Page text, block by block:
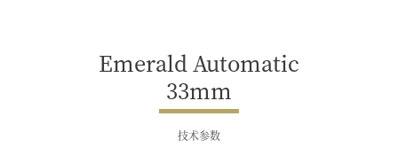
Emerald Automatic
33mm
技术参数